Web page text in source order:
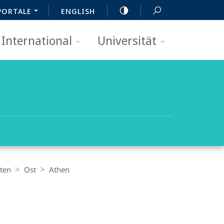
ENGLISH
International Universität
Ost Athen